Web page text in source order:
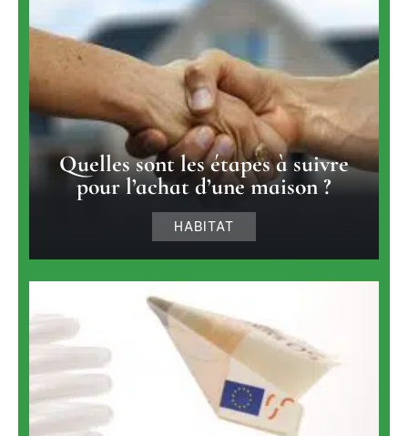
Quelles sont les étapes à suivre
pour l’achat d’une maison ?
HABITAT